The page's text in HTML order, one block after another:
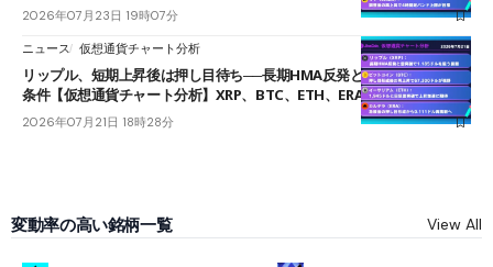
2026年07月23日 19時07分
ニュース 仮想通貨チャート分析
リップル、短期上昇後は押し目待ち──長期HMA反発と雲上抜けが買い
条件【仮想通貨チャート分析】XRP、BTC、ETH、ERA
2026年07月21日 18時28分
変動率の高い銘柄一覧 View All